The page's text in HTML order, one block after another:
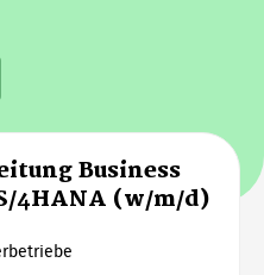
Business
4HANA (w/m/d)